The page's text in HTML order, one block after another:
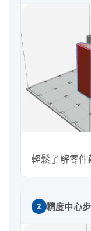
輕鬆了解零件
2 精度中心